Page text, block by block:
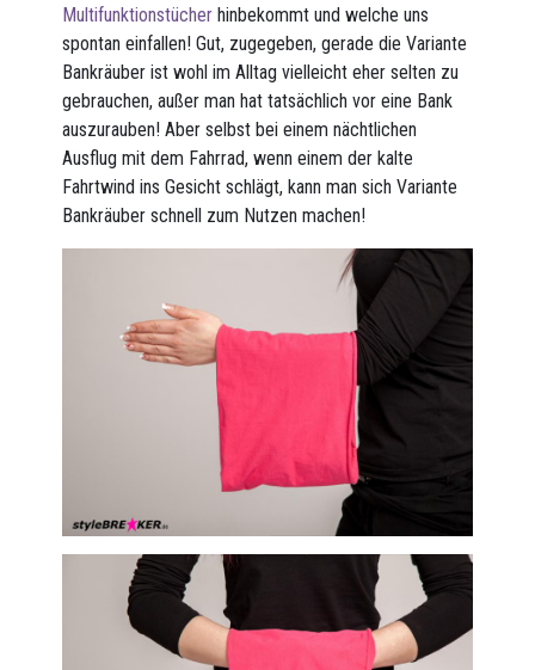
Multifunktionstücher hinbekommt und welche uns
spontan einfallen! Gut, zugegeben, gerade die Variante
Bankräuber ist wohl im Alltag vielleicht eher selten zu
gebrauchen, außer man hat tatsächlich vor eine Bank
auszurauben! Aber selbst bei einem nächtlichen
Ausflug mit dem Fahrrad, wenn einem der kalte
Fahrtwind ins Gesicht schlägt, kann man sich Variante
Bankräuber schnell zum Nutzen machen!